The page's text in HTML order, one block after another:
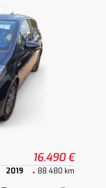
16.490 €
2019 88.480 km